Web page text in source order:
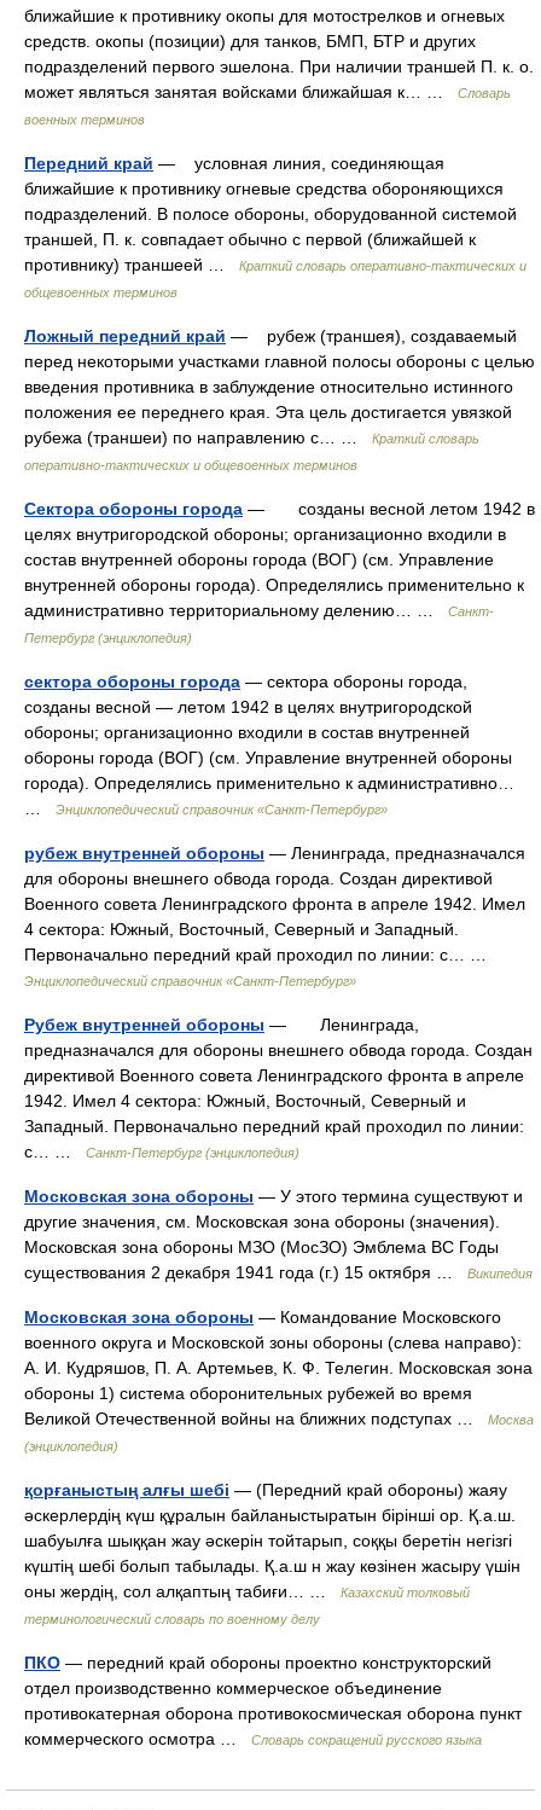
ближайшие к противнику окопы для мотострелков и огневых
средств. окопы (позиции) для танков, БМП, БТР и других
подразделений первого эшелона. При наличии траншей П. к. о.
может являться занятая войсками ближайшая к… …
Словарь
военных терминов
Передний край — условная линия, соединяющая
ближайшие к противнику огневые средства обороняющихся
подразделений. В полосе обороны, оборудованной системой
траншей, П. к. совпадает обычно с первой (ближайшей к
противнику) траншеей …
Краткий словарь оперативно-тактических и
общевоенных терминов
Ложный передний край — рубеж (траншея), создаваемый
перед некоторыми участками главной полосы обороны с целью
введения противника в заблуждение относительно истинного
положения ее переднего края. Эта цель достигается увязкой
рубежа (траншеи) по направлению с… …
Краткий словарь
оперативно-тактических и общевоенных терминов
Сектора обороны города — созданы весной летом 1942 в
целях внутригородской обороны; организационно входили в
состав внутренней обороны города (ВОГ) (см. Управление
внутренней обороны города). Определялись применительно к
административно территориальному делению… …
Санкт-
Петербург (энциклопедия)
сектора обороны города — сектора обороны города,
созданы весной — летом 1942 в целях внутригородской
обороны; организационно входили в состав внутренней
обороны города (ВОГ) (см. Управление внутренней обороны
города). Определялись применительно к административно…
Энциклопедический справочник «Санкт-Петербург»
рубеж внутренней обороны — Ленинграда, предназначался
для обороны внешнего обвода города. Создан директивой
Военного совета Ленинградского фронта в апреле 1942. Имел
4 сектора: Южный, Восточный, Северный и Западный.
Первоначально передний край проходил по линии: с… …
Энциклопедический справочник «Санкт-Петербург»
Рубеж внутренней обороны — Ленинграда,
предназначался для обороны внешнего обвода города. Создан
директивой Военного совета Ленинградского фронта в апреле
1942. Имел 4 сектора: Южный, Восточный, Северный и
Западный. Первоначально передний край проходил по линии:
с… …
Санкт-Петербург (энциклопедия)
Московская зона обороны — У этого термина существуют и
другие значения, см. Московская зона обороны (значения).
Московская зона обороны МЗО (МосЗО) Эмблема ВС Годы
существования 2 декабря 1941 года (г.) 15 октября …
Википедия
Московская зона обороны — Командование Московского
военного округа и Московской зоны обороны (слева направо):
А. И. Кудряшов, П. А. Артемьев, К. Ф. Телегин. Московская зона
обороны 1) система оборонительных рубежей во время
Великой Отечественной войны на ближних подступах …
Москва
(энциклопедия)
қорғаныстың алғы шебі — (Передний край обороны) жаяу
әскерлердің күш құралын байланыстыратын бірінші ор. Қ.а.ш.
шабуылға шыққан жау әскерін тойтарып, соққы беретін негізгі
күштің шебі болып табылады. Қ.а.ш н жау көзінен жасыру үшін
оны жердің, сол алқаптың табиғи… …
Казахский толковый
терминологический словарь по военному делу
ПКО — передний край обороны проектно конструкторский
отдел производственно коммерческое объединение
противокатерная оборона противокосмическая оборона пункт
коммерческого осмотра …
Словарь сокращений русского языка